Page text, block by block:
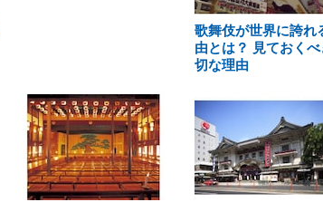
歌舞伎が世界に誇れ
由とは？ 見ておく
切な理由